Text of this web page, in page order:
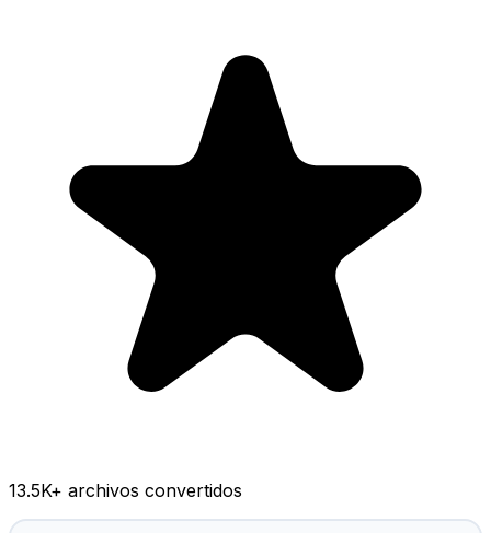
13.5K+ archivos convertidos